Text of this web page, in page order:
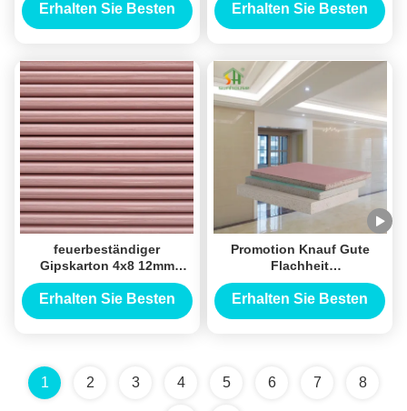
Stärke
Erhalten Sie Besten
5/8 Zoll nicht brennbare
Erhalten Sie Besten
feuerbeständiger
Gipskarton 4x8 12mm
schalldicht für Fach-
System
Erhalten Sie Besten
Promotion Knauf Gute
Flachheit
Schimmelbeständige
Gipsplatte mit moderner
Dekoration für Gipsdecken
Erhalten Sie Besten
1 2 3 4 5 6 7 8